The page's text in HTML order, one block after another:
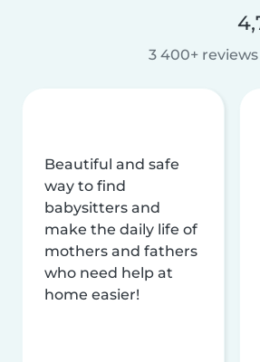
3 400+ reviews
Beautiful and safe
way to find
babysitters and
make the daily life of
mothers and fathers
who need help at
home easier!